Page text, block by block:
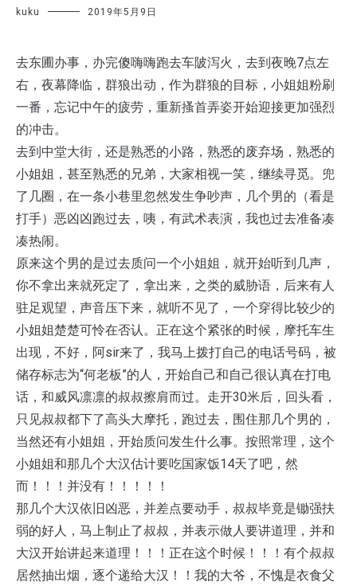
kuku 2019年5月9日
去东圃办事，办完傻嗨嗨跑去车陂泻火，去到夜晚7点左
右，夜幕降临，群狼出动，作为群狼的目标，小姐姐粉刷
一番，忘记中午的疲劳，重新搔首弄姿开始迎接更加强烈
的冲击。
去到中堂大街，还是熟悉的小路，熟悉的废弃场，熟悉的
小姐姐，甚至熟悉的兄弟，大家相视一笑，继续寻觅。兜
了几圈，在一条小巷里忽然发生争吵声，几个男的（看是
打手）恶凶凶跑过去，咦，有武术表演，我也过去准备凑
凑热闹。
原来这个男的是过去质问一个小姐姐，就开始听到几声，
你不拿出来就死定了，拿出来，之类的威胁语，后来有人
驻足观望，声音压下来，就听不见了，一个穿得比较少的
小姐姐楚楚可怜在否认。正在这个紧张的时候，摩托车生
出现，不好，阿sir来了，我马上拨打自己的电话号码，被
储存标志为“何老板”的人，开始自己和自己很认真在打电
话，和威风凛凛的叔叔擦肩而过。走开30米后，回头看，
只见叔叔都下了高头大摩托，跑过去，围住那几个男的，
当然还有小姐姐，开始质问发生什么事。按照常理，这个
小姐姐和那几个大汉估计要吃国家饭14天了吧，然
而！！！并没有！！！！！
那几个大汉依旧凶恶，并差点要动手，叔叔毕竟是锄强扶
弱的好人，马上制止了叔叔，并表示做人要讲道理，并和
大汉开始讲起来道理！！！正在这个时候！！！有个叔叔
居然抽出烟，逐个递给大汉！！我的大爷，不愧是衣食父